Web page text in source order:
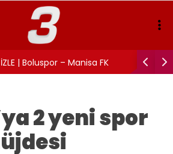
üzen haber: Yine…
2 yeni spor